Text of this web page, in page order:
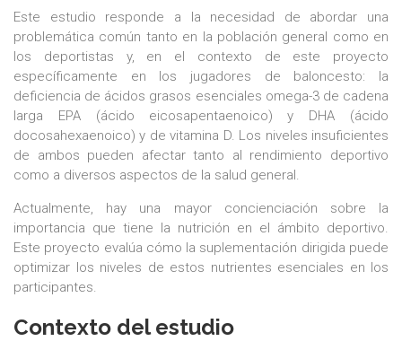
Este estudio responde a la necesidad de abordar una
problemática común tanto en la población general como en
los deportistas y, en el contexto de este proyecto
específicamente en los jugadores de baloncesto: la
deficiencia de ácidos grasos esenciales omega-3 de cadena
larga EPA (ácido eicosapentaenoico) y DHA (ácido
docosahexaenoico) y de vitamina D. Los niveles insuficientes
de ambos pueden afectar tanto al rendimiento deportivo
como a diversos aspectos de la salud general.
Actualmente, hay una mayor concienciación sobre la
importancia que tiene la nutrición en el ámbito deportivo.
Este proyecto evalúa cómo la suplementación dirigida puede
optimizar los niveles de estos nutrientes esenciales en los
participantes.
Contexto del estudio